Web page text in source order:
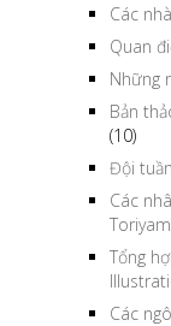
Các
Quan
Những
Bản
(10)
Đội
Các
Tổng
Các